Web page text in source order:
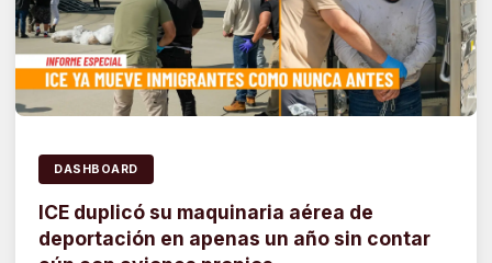
DASHBOARD
ICE duplicó su maquinaria aérea de
deportación en apenas un año sin contar